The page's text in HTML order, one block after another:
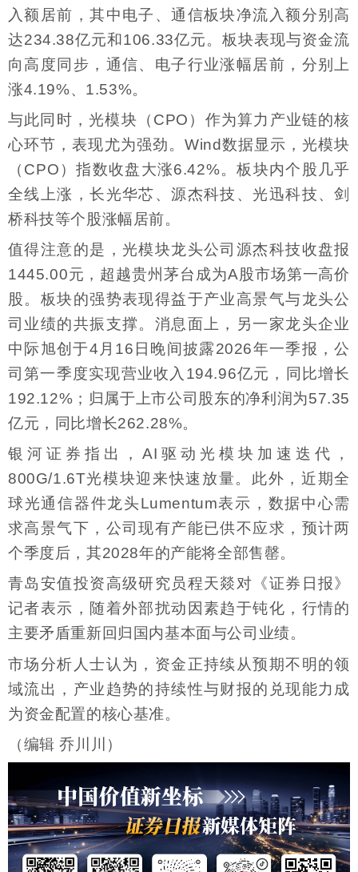
入额居前，其中电子、通信板块净流入额分别高
达234.38亿元和106.33亿元。板块表现与资金流
向高度同步，通信、电子行业涨幅居前，分别上
涨4.19%、1.53%。
与此同时，光模块（CPO）作为算力产业链的核
心环节，表现尤为强劲。Wind数据显示，光模块
（CPO）指数收盘大涨6.42%。板块内个股几乎
全线上涨，长光华芯、源杰科技、光迅科技、剑
桥科技等个股涨幅居前。
值得注意的是，光模块龙头公司源杰科技收盘报
1445.00元，超越贵州茅台成为A股市场第一高价
股。板块的强势表现得益于产业高景气与龙头公
司业绩的共振支撑。消息面上，另一家龙头企业
中际旭创于4月16日晚间披露2026年一季报，公
司第一季度实现营业收入194.96亿元，同比增长
192.12%；归属于上市公司股东的净利润为57.35
亿元，同比增长262.28%。
银河证券指出，AI驱动光模块加速迭代，
800G/1.6T光模块迎来快速放量。此外，近期全
球光通信器件龙头Lumentum表示，数据中心需
求高景气下，公司现有产能已供不应求，预计两
个季度后，其2028年的产能将全部售罄。
青岛安值投资高级研究员程天燚对《证券日报》
记者表示，随着外部扰动因素趋于钝化，行情的
主要矛盾重新回归国内基本面与公司业绩。
市场分析人士认为，资金正持续从预期不明的领
域流出，产业趋势的持续性与财报的兑现能力成
为资金配置的核心基准。
（编辑 乔川川）